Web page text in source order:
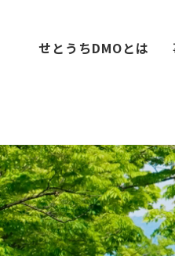
せとうちDMOとは